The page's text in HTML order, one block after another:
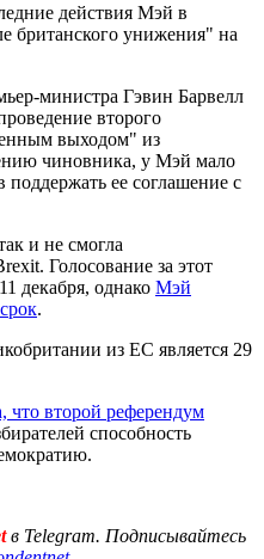
действия Мэй в
британского унижения" на
министра Гэвин Барвелл
второго
выходом" из
чиновника, у Мэй мало
поддержать ее соглашение с
и не смогла
Голосование за этот
декабря, однако Мэй
.
из ЕС является 29
что второй референдум
способность
в Telegram. Подписывайтесь